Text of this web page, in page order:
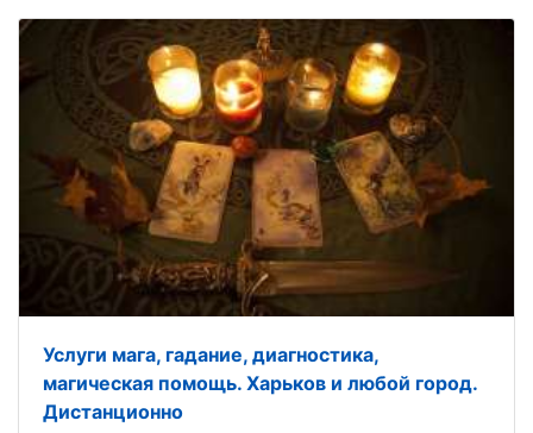
Услуги мага, гадание, диагностика,
магическая помощь. Харьков и любой город.
Дистанционно